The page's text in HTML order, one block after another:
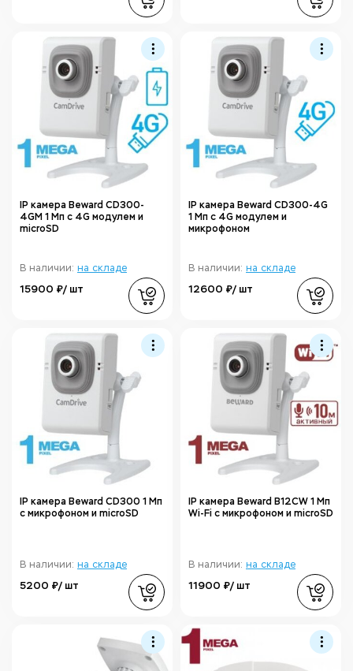
IP камера Beward CD300-
4GM 1 Мп с 4G модулем и
microSD
В наличии: на складе
15900 ₽/ шт
IP камера Beward CD300-4G
1 Мп с 4G модулем и
микрофоном
В наличии: на складе
12600 ₽/ шт
IP камера Beward CD300 1 Мп
с микрофоном и microSD
В наличии: на складе
5200 ₽/ шт
IP камера Beward B12CW 1 Мп
Wi-Fi с микрофоном и microSD
В наличии: на складе
11900 ₽/ шт